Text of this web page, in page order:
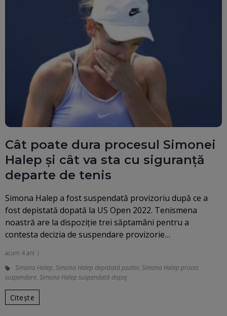
Cât poate dura procesul Simonei
Halep și cât va sta cu siguranță
departe de tenis
Simona Halep a fost suspendată provizoriu după ce a
fost depistată dopată la US Open 2022. Tenismena
noastră are la dispoziție trei săptamâni pentru a
contesta decizia de suspendare provizorie…
acum 4 ani
Simona Halep, Simona Halep depistată pozitiv, Simona Halep proces
suspendare, Simona Halep suspendată dopaj
Citește